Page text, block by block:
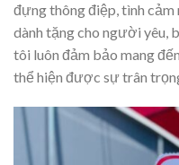
đựng thông điệp, tình cảm
dành tặng cho người yêu,
tôi luôn đảm bảo mang
thể hiện được sự trân